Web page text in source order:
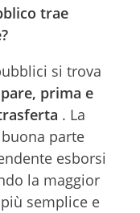
trae
si trova
prima e
. La
parte
esborsi
la maggior
semplice e